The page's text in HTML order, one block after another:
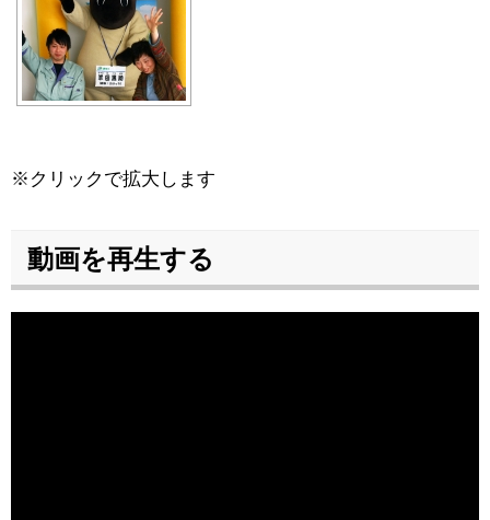
※クリックで拡大します
動画を再生する